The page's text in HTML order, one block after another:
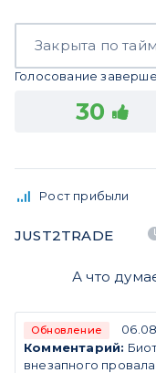
Закрыта по
Голосование
30
Рост прибыли
JUST2TRADE
А что
Обновление
Комментарий:
внезапного